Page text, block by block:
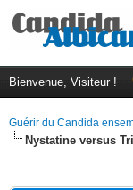
Bienvenue, Visiteur !
Guérir du Candida
Nystatine versus